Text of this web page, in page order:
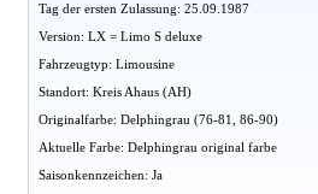
Tag der ersten Zulassung: 25.09.1987
Version: LX = Limo S deluxe
Fahrzeugtyp: Limousine
Standort: Kreis Ahaus (AH)
Originalfarbe: Delphingrau (76-81, 86-90)
Aktuelle Farbe: Delphingrau original farbe
Saisonkennzeichen: Ja